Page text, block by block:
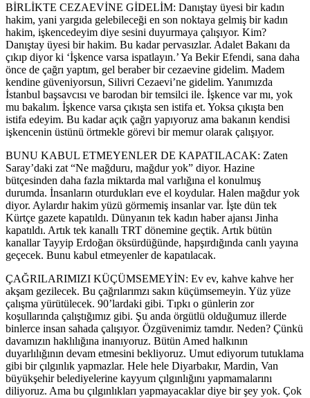
BİRLİKTE CEZAEVİNE GİDELİM: Danıştay üyesi bir kadın
hakim, yani yargıda gelebileceği en son noktaya gelmiş bir kadın
hakim, işkencedeyim diye sesini duyurmaya çalışıyor. Kim?
Danıştay üyesi bir hakim. Bu kadar pervasızlar. Adalet Bakanı da
çıkıp diyor ki ‘İşkence varsa ispatlayın.’ Ya Bekir Efendi, sana daha
önce de çağrı yaptım, gel beraber bir cezaevine gidelim. Madem
kendine güveniyorsun, Silivri Cezaevi’ne gidelim. Yanımızda
İstanbul başsavcısı ve barodan bir temsilci ile. İşkence var mı, yok
mu bakalım. İşkence varsa çıkışta sen istifa et. Yoksa çıkışta ben
istifa edeyim. Bu kadar açık çağrı yapıyoruz ama bakanın kendisi
işkencenin üstünü örtmekle görevi bir memur olarak çalışıyor.
BUNU KABUL ETMEYENLER DE KAPATILACAK: Zaten
Saray’daki zat “Ne mağduru, mağdur yok” diyor. Hazine
bütçesinden daha fazla miktarda mal varlığına el konulmuş
durumda. İnsanların oturdukları eve el koydular. Halen mağdur yok
diyor. Aylardır hakim yüzü görmemiş insanlar var. İşte dün tek
Kürtçe gazete kapatıldı. Dünyanın tek kadın haber ajansı Jinha
kapatıldı. Artık tek kanallı TRT dönemine geçtik. Artık bütün
kanallar Tayyip Erdoğan öksürdüğünde, hapşırdığında canlı yayına
geçecek. Bunu kabul etmeyenler de kapatılacak.
ÇAĞRILARIMIZI KÜÇÜMSEMEYİN: Ev ev, kahve kahve her
akşam gezilecek. Bu çağrılarımzı sakın küçümsemeyin. Yüz yüze
çalışma yürütülecek. 90’lardaki gibi. Tıpkı o günlerin zor
koşullarında çalıştığımız gibi. Şu anda örgütlü olduğumuz illerde
binlerce insan sahada çalışıyor. Özgüvenimiz tamdır. Neden? Çünkü
davamızın haklılığına inanıyoruz. Bütün Amed halkının
duyarlılığının devam etmesini bekliyoruz. Umut ediyorum tutuklama
gibi bir çılgınlık yapmazlar. Hele hele Diyarbakır, Mardin, Van
büyükşehir belediyelerine kayyum çılgınlığını yapmamalarını
diliyoruz. Ama bu çılgınlıkları yapmayacaklar diye bir şey yok. Çok